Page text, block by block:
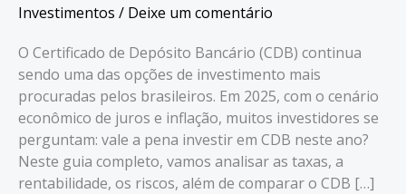
Investimentos / Deixe um comentário
O Certificado de Depósito Bancário (CDB) continua
sendo uma das opções de investimento mais
procuradas pelos brasileiros. Em 2025, com o cenário
econômico de juros e inflação, muitos investidores se
perguntam: vale a pena investir em CDB neste ano?
Neste guia completo, vamos analisar as taxas, a
rentabilidade, os riscos, além de comparar o CDB […]